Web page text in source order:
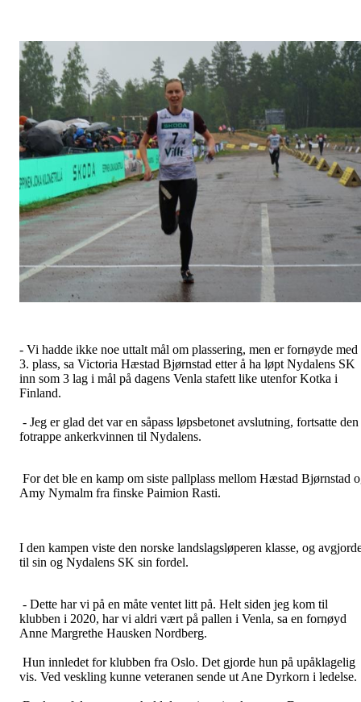
- Vi hadde ikke noe uttalt mål om plassering, men er fornøyde med
3. plass, sa Victoria Hæstad Bjørnstad etter å ha løpt Nydalens SK
inn som 3 lag i mål på dagens Venla stafett like utenfor Kotka i
Finland.
- Jeg er glad det var en såpass løpsbetonet avslutning, fortsatte den
fotrappe ankerkvinnen til Nydalens.
For det ble en kamp om siste pallplass mellom Hæstad Bjørnstad
Amy Nymalm fra finske Paimion Rasti.
I den kampen viste den norske landslagsløperen klasse, og
til sin og Nydalens SK sin fordel.
- Dette har vi på en måte ventet litt på. Helt siden jeg kom til
klubben i 2020, har vi aldri vært på pallen i Venla, sa en fornøyd
Anne Margrethe Hausken Nordberg.
Hun innledet for klubben fra Oslo. Det gjorde hun på upåklagelig
vis. Ved veskling kunne veteranen sende ut Ane Dyrkorn i ledelse.